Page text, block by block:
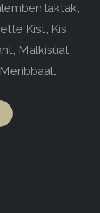
laktak,
Kíst, Kís
Malkísúát,